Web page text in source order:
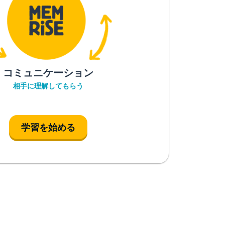
コミュニケーション
相手に理解してもらう
学習を始める